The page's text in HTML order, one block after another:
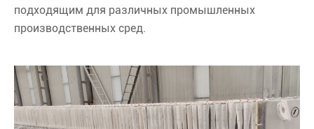
подходящим для различных промышленных
производственных сред.